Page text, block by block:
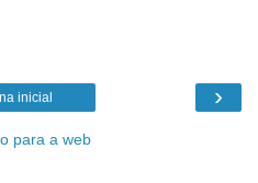
›
inicial
para a web